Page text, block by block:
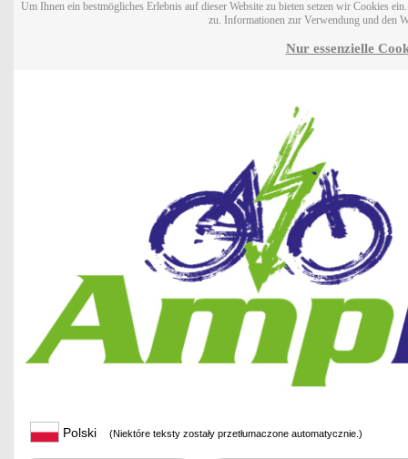
Um Ihnen ein bestmögliches Erlebnis auf dieser Website zu bieten setzen wir Cookies
zu. Informationen zur Verwendung und den
Nur essenzielle
Polski (Niektóre teksty zostały przetłumaczone automatycznie.)